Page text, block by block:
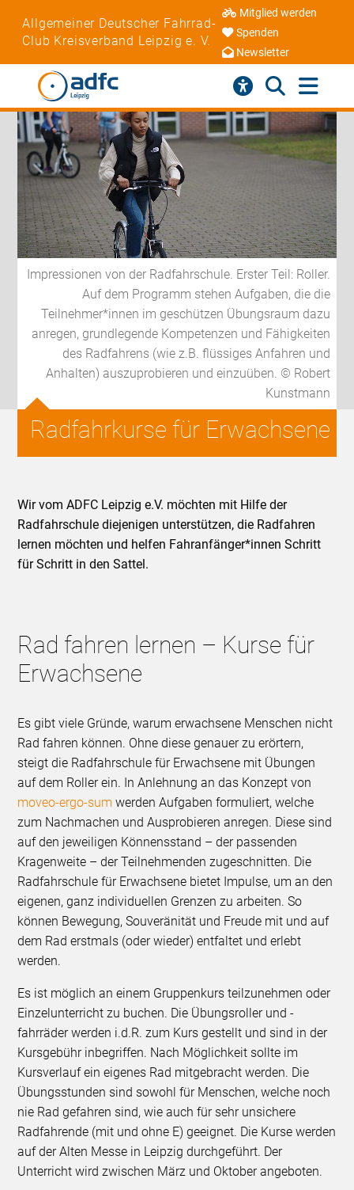
Allgemeiner Deutscher Fahrrad-
Club Kreisverband Leipzig e. V.
Mitglied werden
Spenden
Newsletter
Impressionen von der Radfahrschule. Erster Teil: Roller.
Auf dem Programm stehen Aufgaben, die die
Teilnehmer*innen im geschützen Übungsraum dazu
anregen, grundlegende Kompetenzen und Fähigkeiten
des Radfahrens (wie z.B. flüssiges Anfahren und
Anhalten) auszuprobieren und einzuüben. © Robert
Kunstmann
Radfahrkurse für Erwachsene
Wir vom ADFC Leipzig e.V. möchten mit Hilfe der
Radfahrschule diejenigen unterstützen, die Radfahren
lernen möchten und helfen Fahranfänger*innen Schritt
für Schritt in den Sattel.
Rad fahren lernen – Kurse für
Erwachsene
Es gibt viele Gründe, warum erwachsene Menschen nicht
Rad fahren können. Ohne diese genauer zu erörtern,
steigt die Radfahrschule für Erwachsene mit Übungen
auf dem Roller ein. In Anlehnung an das Konzept von
moveo-ergo-sum werden Aufgaben formuliert, welche
zum Nachmachen und Ausprobieren anregen. Diese sind
auf den jeweiligen Könnensstand – der passenden
Kragenweite – der Teilnehmenden zugeschnitten. Die
Radfahrschule für Erwachsene bietet Impulse, um an den
eigenen, ganz individuellen Grenzen zu arbeiten. So
können Bewegung, Souveränität und Freude mit und auf
dem Rad erstmals (oder wieder) entfaltet und erlebt
werden.
Es ist möglich an einem Gruppenkurs teilzunehmen oder
Einzelunterricht zu buchen. Die Übungsroller und -
fahrräder werden i.d.R. zum Kurs gestellt und sind in der
Kursgebühr inbegriffen. Nach Möglichkeit sollte im
Kursverlauf ein eigenes Rad mitgebracht werden. Die
Übungsstunden sind sowohl für Menschen, welche noch
nie Rad gefahren sind, wie auch für sehr unsichere
Radfahrende (mit und ohne E) geeignet. Die Kurse werden
auf der Alten Messe in Leipzig durchgeführt. Der
Unterricht wird zwischen März und Oktober angeboten.